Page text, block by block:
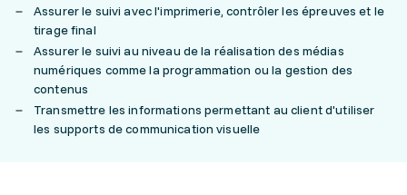
Assurer le suivi avec l'imprimerie, contrôler les épreuves et le
tirage final
Assurer le suivi au niveau de la réalisation des médias
numériques comme la programmation ou la gestion des
contenus
Transmettre les informations permettant au client d'utiliser
les supports de communication visuelle